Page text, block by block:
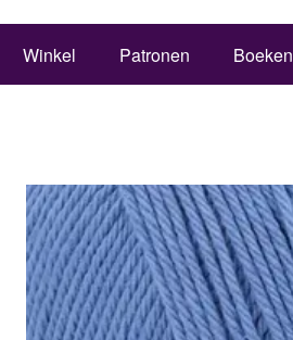
Winkel Patronen Boeken